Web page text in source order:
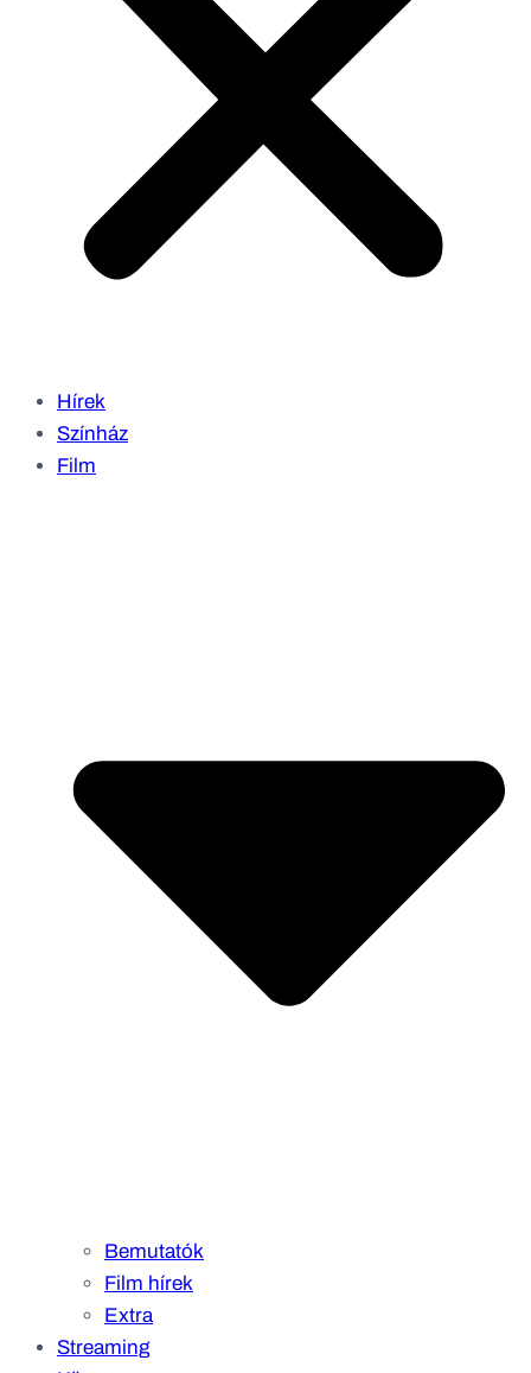
Hírek
Színház
Film
Bemutatók
Film hírek
Extra
Streaming